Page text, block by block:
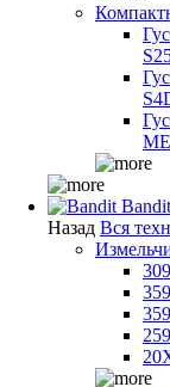
Bandit
Назад Вся